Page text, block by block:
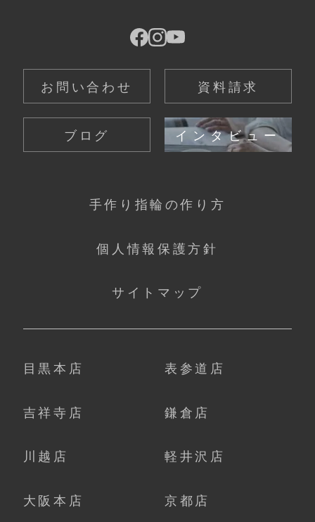
お問い合わせ 資料請求
ブログ インタビュー
手作り指輪の作り方
個人情報保護方針
サイトマップ
目黒本店 表参道店
吉祥寺店 鎌倉店
川越店 軽井沢店
大阪本店 京都店